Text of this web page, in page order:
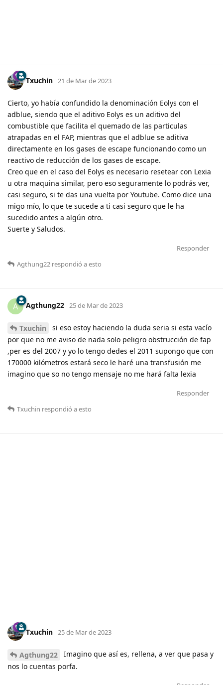
Txuchin 21 de Mar de 2023
Cierto, yo había confundido la denominación Eolys con el
adblue, siendo que el aditivo Eolys es un aditivo del
combustible que facilita el quemado de las particulas
atrapadas en el FAP, mientras que el adblue se aditiva
directamente en los gases de escape funcionando como un
reactivo de reducción de los gases de escape.
Creo que en el caso del Eolys es necesario resetear con Lexia
u otra maquina similar, pero eso seguramente lo podrás ver,
casi seguro, si te das una vuelta por Youtube. Como dice una
migo mío, lo que te sucede a ti casi seguro que le ha
sucedido antes a algún otro.
Suerte y Saludos.
Responder
Agthung22 respondió a esto
A Agthung22 25 de Mar de 2023
Txuchin
si eso estoy haciendo la duda seria si esta vacío
por que no me aviso de nada solo peligro obstrucción de fap
,per es del 2007 y yo lo tengo dedes el 2011 supongo que con
170000 kilómetros estará seco le haré una transfusión me
imagino que so no tengo mensaje no me hará falta lexia
Responder
Txuchin respondió a esto
Txuchin 25 de Mar de 2023
Agthung22
Imagino que así es, rellena, a ver que pasa y
nos lo cuentas porfa.